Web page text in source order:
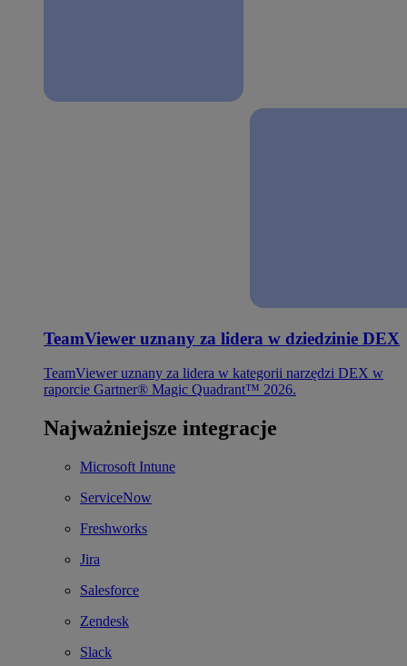
TeamViewer uznany za lidera w dziedzinie DEX
TeamViewer uznany za lidera w kategorii narzędzi DEX w
raporcie Gartner® Magic Quadrant™ 2026.
Najważniejsze integracje
Microsoft Intune
ServiceNow
Freshworks
Jira
Salesforce
Zendesk
Slack